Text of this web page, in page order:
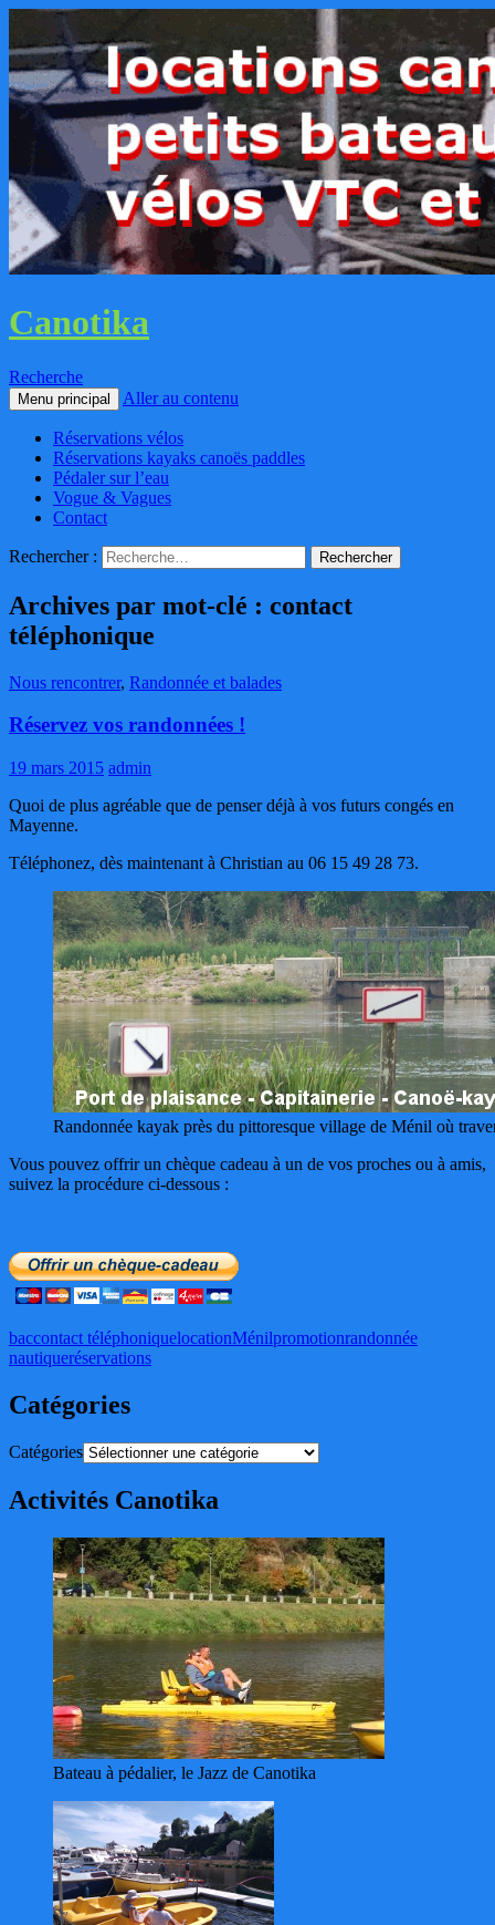
Canotika
Recherche
Menu principal Aller au contenu
Réservations vélos
Réservations kayaks canoës paddles
Pédaler sur l’eau
Vogue & Vagues
Contact
Rechercher :
Archives par mot-clé : contact
téléphonique
Nous rencontrer, Randonnée et balades
Réservez vos randonnées !
19 mars 2015 admin
Quoi de plus agréable que de penser déjà à vos futurs congés en
Mayenne.
Téléphonez, dès maintenant à Christian au 06 15 49 28 73.
Randonnée kayak près du pittoresque village de Ménil où
Vous pouvez offrir un chèque cadeau à un de vos proches ou à amis,
suivez la procédure ci-dessous :
baccontact téléphoniquelocationMénilpromotionrandonnée
nautiqueréservations
Catégories
Catégories
Activités Canotika
Bateau à pédalier, le Jazz de Canotika